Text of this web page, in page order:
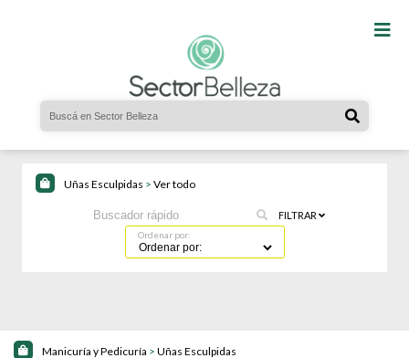
Uñas Esculpidas > Ver todo
Ordenar por:
FILTRAR
Manicuría y Pedicuría > Uñas Esculpidas